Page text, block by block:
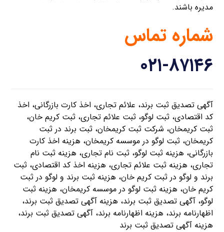
مدیره باشند.
شماره تماس
۰۲۱-۸۷۱۴۶
آگهی تصدیق ثبت برند، علائم تجاری، اخذ کارت بازرگانی، اخذ
کد اقتصادی، ثبت لوگو، ثبت علائم تجاری، ثبت کریم خان،
ثبت کریمخان، شرکت ثبت کریمخان، ثبت برند در ثبت
کریمخان، ثبت لوگو در موسسه کریمخان، هزینه اخذ کارت
بازرگانی، هزینه ثبت لوگو، ثبت نام تجاری، هزینه ثبت نام
تجاری، هزینه ثبت علائم تجاری، هزینه اخذ کد اقتصادی، ثبت
برند و لوگو در ثبت کریم خان، هزینه ثبت برند و لوگو در ثبت
کریم خان، هزینه ثبت لوگو در موسسه کریمخان، هزینه ثبت
لوگو، آگهی تصدیق ثبت برند، هزینه آگهی تصدیق ثبت برند،
اظهارنامه برند، هزینه اظهارنامه برند، آگهی تصدیق ثبت برند،
هزینه آگهی تصدیق ثبت برند